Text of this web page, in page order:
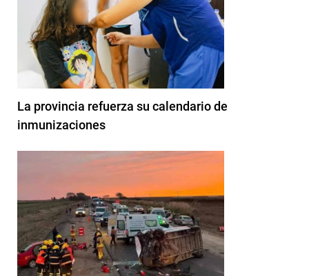
La provincia refuerza su calendario de
inmunizaciones